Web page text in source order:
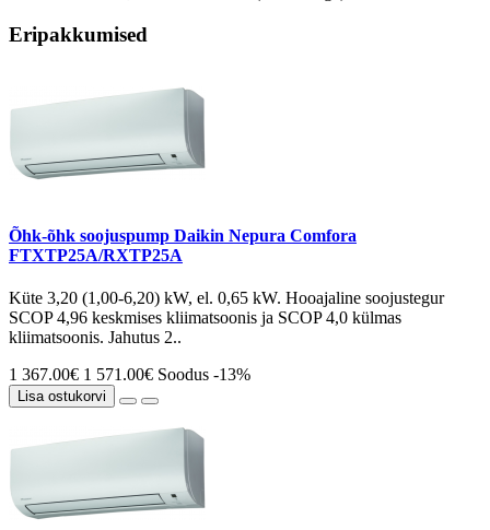
Eripakkumised
Õhk-õhk soojuspump Daikin Nepura Comfora
FTXTP25A/RXTP25A
Küte 3,20 (1,00-6,20) kW, el. 0,65 kW. Hooajaline soojustegur
SCOP 4,96 keskmises kliimatsoonis ja SCOP 4,0 külmas
kliimatsoonis. Jahutus 2..
1 367.00€ 1 571.00€ Soodus -13%
Lisa ostukorvi